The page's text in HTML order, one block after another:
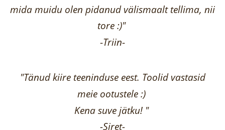
mida muidu olen pidanud välismaalt tellima, nii
tore :)"
-Triin-
"Tänud kiire teeninduse eest. Toolid vastasid
meie ootustele :)
Kena suve jätku! "
-Siret-